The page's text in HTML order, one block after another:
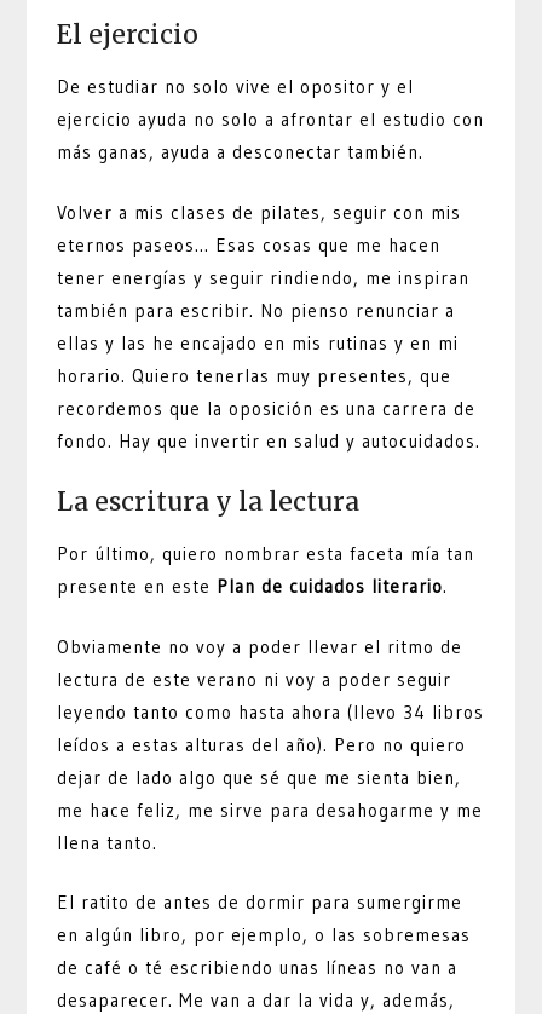
El ejercicio
De estudiar no solo vive el opositor y el
ejercicio ayuda no solo a afrontar el estudio con
más ganas, ayuda a desconectar también.
Volver a mis clases de pilates, seguir con mis
eternos paseos… Esas cosas que me hacen
tener energías y seguir rindiendo, me inspiran
también para escribir. No pienso renunciar a
ellas y las he encajado en mis rutinas y en mi
horario. Quiero tenerlas muy presentes, que
recordemos que la oposición es una carrera de
fondo. Hay que invertir en salud y autocuidados.
La escritura y la lectura
Por último, quiero nombrar esta faceta mía tan
presente en este Plan de cuidados literario.
Obviamente no voy a poder llevar el ritmo de
lectura de este verano ni voy a poder seguir
leyendo tanto como hasta ahora (llevo 34 libros
leídos a estas alturas del año). Pero no quiero
dejar de lado algo que sé que me sienta bien,
me hace feliz, me sirve para desahogarme y me
llena tanto.
El ratito de antes de dormir para sumergirme
en algún libro, por ejemplo, o las sobremesas
de café o té escribiendo unas líneas no van a
desaparecer. Me van a dar la vida y, además,